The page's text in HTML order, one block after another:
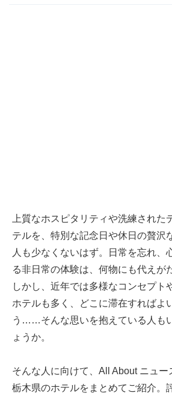
上質なホスピタリティや洗練された
テルを、特別な記念日や休日の贅沢
人も少なくないはず。日常を忘れ、
る非日常の体験は、何物にも代えが
しかし、近年では多様なコンセプト
ホテルも多く、どこに滞在すればよ
う……そんな思いを抱えている人も
ょうか。
そんな人に向けて、All About ニュー
栃木県のホテルをまとめてご紹介。